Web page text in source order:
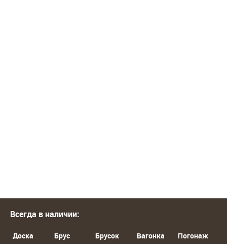
Всегда в наличии:
Доска Брус Брусок Вагонка
Погонаж